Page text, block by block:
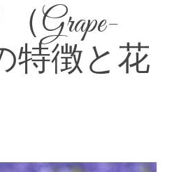
Grape-
特徴と花